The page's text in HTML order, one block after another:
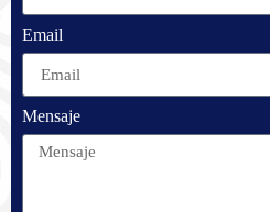
Email
Mensaje